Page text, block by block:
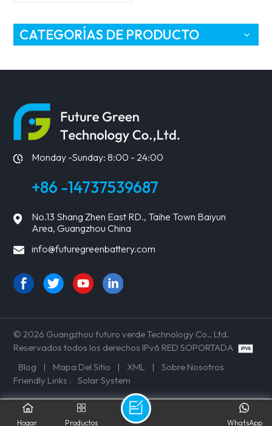
CATEGORÍAS DE PRODUCTO
Monday -Sunday: 8:00 - 24:00
+86 -14737539687
No.13 Shang Zhen East RD., Taihe Town Baiyun
Area, Guangzhou China
info@futuregreenbattery.com
© 2026 Guangzhou futuro verde Technology Co., Ltd.
Reservados todos los derechos IPv6 RED SOPORTADA
Blog
| Mapa Del Sitio | XML |
Sobre Nosotros
Friendly Links :
Solar System
Hogar Productos WhatsApp